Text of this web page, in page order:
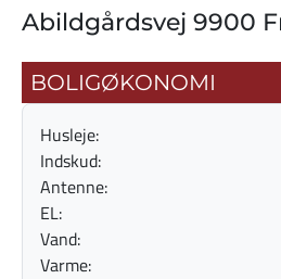
Abildgårdsvej 9900
BOLIGØKONOMI
Husleje:
Indskud:
Antenne:
EL:
Vand:
Varme: